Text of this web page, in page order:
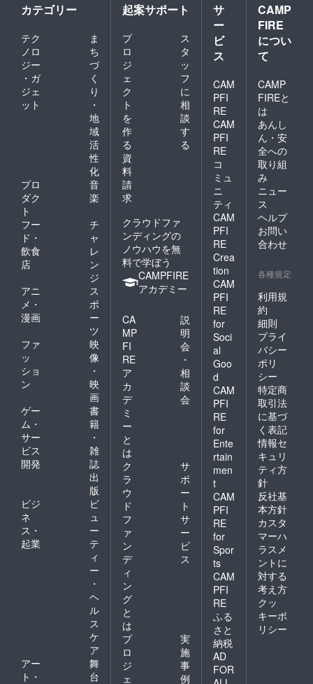
カテゴリー
テク
ノロ
ジー
・ガ
ジェ
ット
ま
ち
づ
く
り
・
地
域
活
性
化
プロ
ダク
ト
音
楽
フー
ド・
飲食
店
チ
ャ
レ
ン
ジ
アニ
メ・
漫画
ス
ポ
ー
ツ
ファ
ッ
ショ
ン
映
像
・
映
画
ゲー
ム・
サー
ビス
開発
書
籍
・
雑
誌
出
版
ビジ
ネ
ス・
起業
ビ
ュ
ー
テ
ィ
ー
・
ヘ
ル
ス
ケ
ア
アー
ト・
舞
台
起案サポート
プ
ロ
ジ
ェ
ク
ト
を
作
る
ス
タ
ッ
フ
に
相
談
す
る
資
料
請
求
クラウドファ
ンディングの
ノウハウを無
料で学ぼう
CAMPFIRE
アカデミー
CA
MP
FI
RE
ア
カ
デ
ミ
ー
と
は
説
明
会
・
相
談
会
ク
ラ
ウ
ド
フ
ァ
ン
デ
ィ
ン
グ
と
は
サ
ポ
ー
ト
サ
ー
ビ
ス
プ
ロ
ジ
ェ
実
施
事
例
サ
ー
ビ
ス
CAM
PFI
RE
CAM
PFI
RE
コ
ミュ
ニ
ティ
CAM
PFI
RE
Crea
tion
CAM
PFI
RE
for
Soci
al
Goo
d
CAM
PFI
RE
for
Ente
rtain
men
t
CAM
PFI
RE
for
Spor
ts
CAM
PFI
RE
ふる
さと
納税
AD
FOR
CAMP
FIRE
につい
て
CAMP
FIREと
は
あんし
ん・安
全への
取り組
み
ニュー
ス
ヘルプ
お問い
合わせ
各種規定
利用規
約
細則
プライ
バシー
ポリ
シー
特定商
取引法
に基づ
く表記
情報セ
キュリ
ティ方
針
反社基
本方針
カスタ
マーハ
ラスメ
ントに
対する
考え方
クッ
キーポ
リシー